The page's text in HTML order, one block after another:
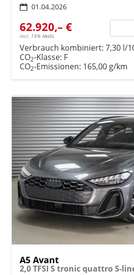
01.04.2026
62.920,– €
incl. 19% MwSt.
Verbrauch kombiniert: 7,30 l/
CO2-Klasse: F
CO2-Emissionen: 165,00 g/km
A5 Avant
2,0 TFSI S tronic quattro S-